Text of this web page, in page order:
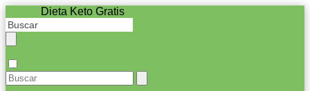
Dieta Keto Gratis